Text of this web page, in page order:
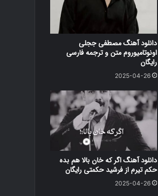
دانلود آهنگ مصطفی ججلی
اونوتامیوروم متن و ترجمه فارسی
رایگان
2025-04-26
دانلود آهنگ اگر که خان بالا هم بده
حکم تیرم از فرشید حکمتی رایگان
2025-04-26